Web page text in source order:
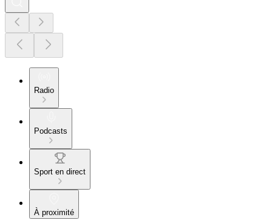
Radio
Podcasts
Sport en direct
À proximité